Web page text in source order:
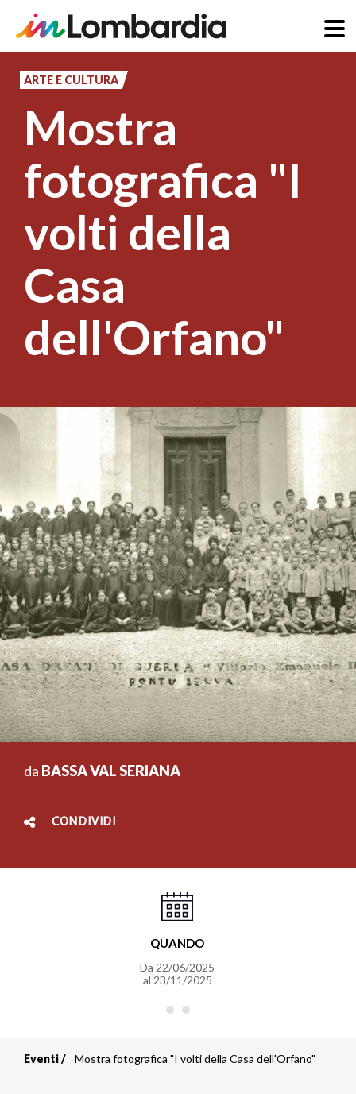
principale
ARTE E CULTURA
Mostra
fotografica "I
volti della
Casa
dell'Orfano"
da BASSA VAL SERIANA
CONDIVIDI
QUANDO
Da 22/06/2025
al 23/11/2025
Eventi Mostra fotografica "I volti della Casa dell'Orfano"